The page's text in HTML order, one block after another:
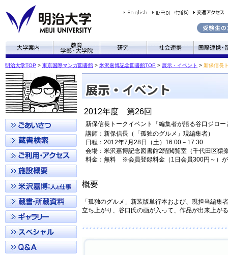
明治大学TOP > 東京国際マンガ図書館 > 米沢嘉博記念図書館TOP > 展示・イベント > 新保信長
2012年度 第26回
新保信長トークイベント「編集者が語る谷口ジロ
講師：新保信長（「孤独のグルメ」現編集者）
日程：2012年7月28日（土）16:00－17:30
会場：米沢嘉博記念図書館2階閲覧室（千代田区猿
料金：無料 ※会員登録料金（1日会員300円～）
概要
「孤独のグルメ」新装版単行本および、現担当編
立ち上がり、谷口氏の画が入って、作品が出来上が